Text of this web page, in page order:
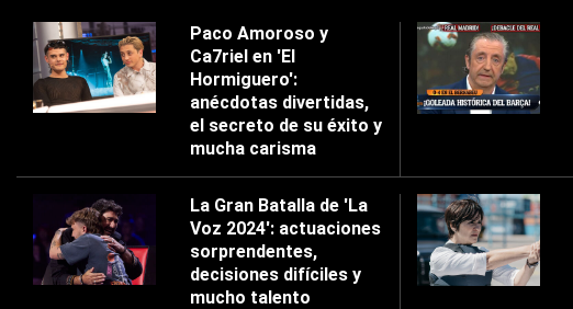
Paco Amoroso y
Ca7riel en 'El
Hormiguero':
anécdotas divertidas,
el secreto de su éxito y
mucha carisma
La Gran Batalla de 'La
Voz 2024': actuaciones
sorprendentes,
decisiones difíciles y
mucho talento